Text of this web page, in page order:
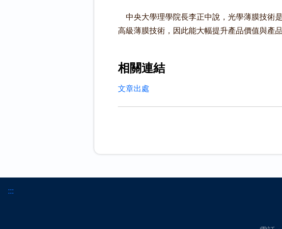
中央大學理學院長李正中說，光學薄膜技術
高級薄膜技術，因此能大幅提升產品價值與產
相關連結
文章出處
:::